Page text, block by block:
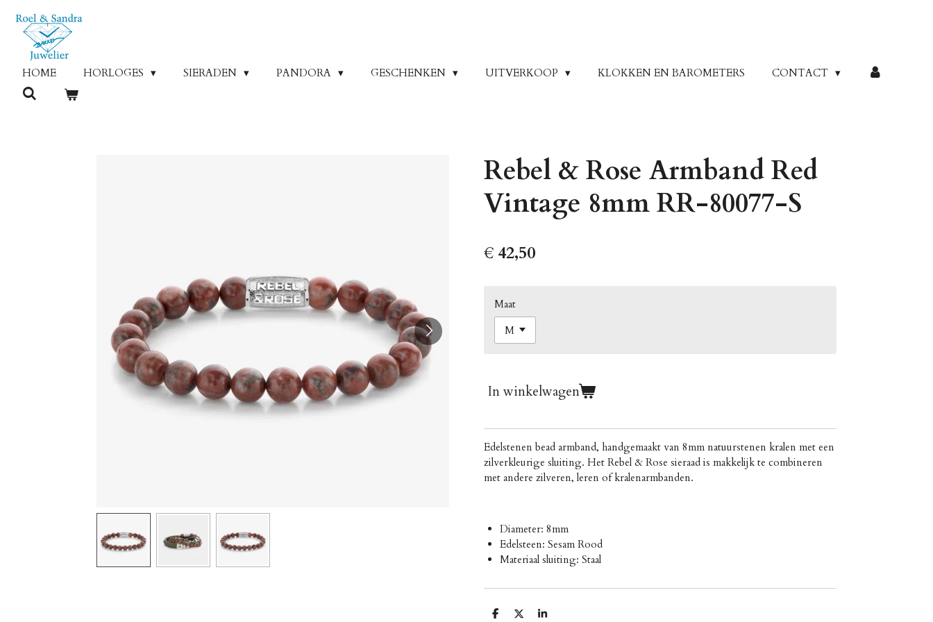
Ga
direct
hoofdinhoud
HOME HORLOGES SIERADEN PANDORA GESCHENKEN UITVERKOOP KLOKKEN EN BAROMETERS CONTACT
Rebel & Rose Armband Red
Vintage 8mm RR-80077-S
€ 42,50
Maat
In winkelwagen
Edelstenen bead armband, handgemaakt van 8mm natuurstenen kralen met een
zilverkleurige sluiting. Het Rebel & Rose sieraad is makkelijk te combineren
met andere zilveren, leren of kralenarmbanden.
Diameter: 8mm
Edelsteen: Sesam Rood
Materiaal sluiting: Staal
D
D
S